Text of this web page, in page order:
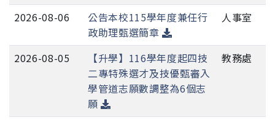
2026-08-06
公告本校115學年度兼任行
政助理甄選簡章
人事室
2026-08-05
【升學】116學年度起四技
二專特殊選才及技優甄審入
學管道志願數調整為6個志
願
教務處